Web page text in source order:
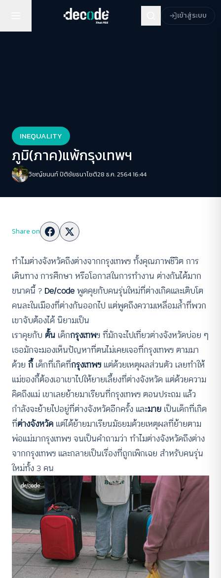
เข้าสู่ระบบ
INEQUALITY
ภูมิ(ภาค)แพ้กรุงเทพฯ
วิชญ์ช​นนท์​ ปิติ​ชัย​ธ​นา​โชติ​28 ธ.ค. 2564 16:44
Share on
ทำไมต่างจังหวัดถึงต่างจากกรุงเทพฯ ทั้งคุณภาพชีวิต การ
เดินทาง การศึกษา หรือโอกาสในการทำงาน ต่างกันได้มาก
ขนาดนี้ ? De/codeพูดคุยกับคนรุ่นใหม่ที่ต่างเกิดและเติบโต
คนละในเมืองที่ต่างกันออกไป แต่พูดถึงความเหลื่อมล้ำที่พวก
เขาจับต้องได้ นิยามเป็น
เราคุยกับ ตั้น เด็กกรุงเทพฯ ที่มักจะไปเที่ยวต่างจังหวัดบ่อย ๆ
เธอมักจะมองเห็นปัญหาที่ตนไม่เคยเจอที่กรุงเทพฯ ตามมา
ด้วย กี้ เด็กที่เกิดที่กรุงเทพฯ แต่ด้วยเหตุผลส่วนตัว เลยทำให้
แม่ของกี้ต้องเอาเขาไปให้ยายเลี้ยงที่ต่างจังหวัด แต่ด้วยความ
คิดถึงแม่ เขาเลยย้ายมาเรียนที่กรุงเทพฯ ตอนประถม แล้ว
กำลังจะย้ายไปอยู่ที่ต่างจังหวัดอีกครั้ง และมาย เป็นเด็กที่เกิด
ที่ต่างจังหวัด แต่ได้ย้ายมาเรียนมัธยมด้วยเหตุผลที่ย้ายตาม
พ่อแม่มากรุงเทพฯ จนเป็นคำถามว่า ทำไมต่างจังหวัดถึงต่าง
จากกรุงเทพฯ และกลายเป็นเรื่องที่ถูกเพิกเฉย สำหรับคนรุ่น
ใหม่ทั้ง 3 คน